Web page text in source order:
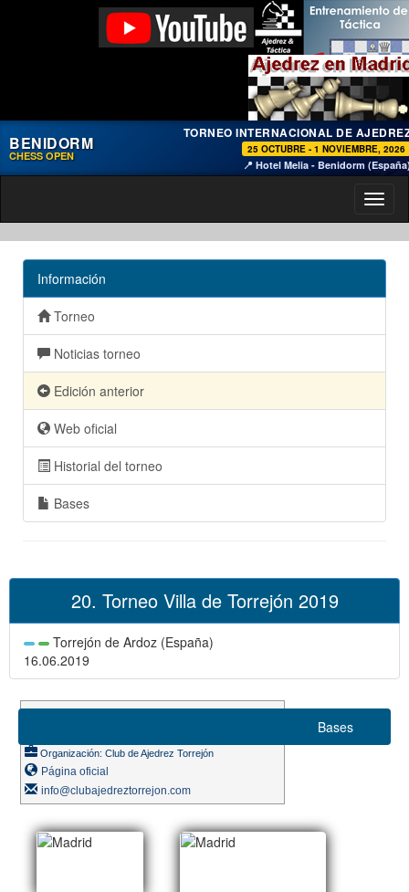
BENIDORM
CHESS OPEN
TORNEO INTERNACIONAL DE
25 OCTUBRE - 1 NOVIEMBRE, 2026
📍 Hotel Melia - Benidorm
Información
Torneo
Noticias torneo
Edición anterior
Web oficial
Historial del torneo
Bases
20. Torneo Villa de Torrejón 2019
Torrejón de Ardoz (España)
16.06.2019
Organización: Club de Ajedrez Torrejón
Página oficial
info@clubajedreztorrejon.com
Bases